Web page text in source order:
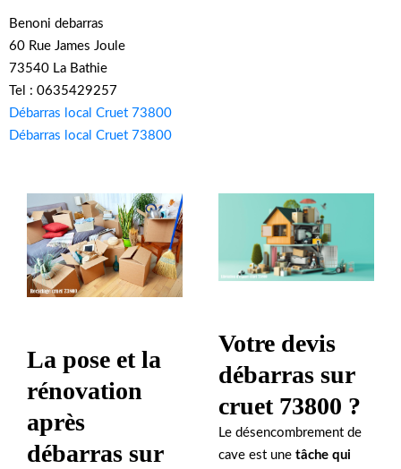
Benoni debarras
60 Rue James Joule
73540 La Bathie
Tel : 0635429257
Débarras local Cruet 73800
Débarras local Cruet 73800
La pose et la
rénovation
après
débarras sur
Votre devis
débarras sur
cruet 73800 ?
Le désencombrement de
cave est une tâche qui